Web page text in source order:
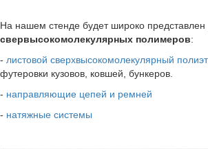
На нашем стенде будет широко представлен
свервысокомолекулярных полимеров:
- листовой сверхвысокомолекулярный
футеровки кузовов, ковшей, бункеров.
- направляющие цепей и ремней
- натяжные системы